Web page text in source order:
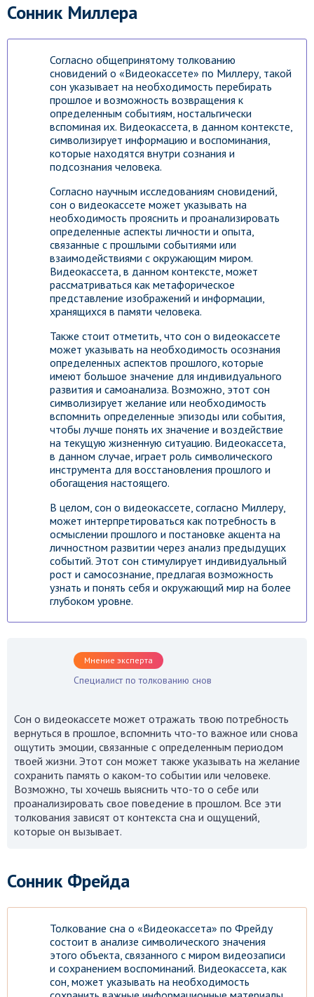
Сонник Миллера
Согласно общепринятому толкованию
сновидений о «Видеокассете» по Миллеру, такой
сон указывает на необходимость перебирать
прошлое и возможность возвращения к
определенным событиям, ностальгически
вспоминая их. Видеокассета, в данном контексте,
символизирует информацию и воспоминания,
которые находятся внутри сознания и
подсознания человека.
Согласно научным исследованиям сновидений,
сон о видеокассете может указывать на
необходимость прояснить и проанализировать
определенные аспекты личности и опыта,
связанные с прошлыми событиями или
взаимодействиями с окружающим миром.
Видеокассета, в данном контексте, может
рассматриваться как метафорическое
представление изображений и информации,
хранящихся в памяти человека.
Также стоит отметить, что сон о видеокассете
может указывать на необходимость осознания
определенных аспектов прошлого, которые
имеют большое значение для индивидуального
развития и самоанализа. Возможно, этот сон
символизирует желание или необходимость
вспомнить определенные эпизоды или события,
чтобы лучше понять их значение и воздействие
на текущую жизненную ситуацию. Видеокассета,
в данном случае, играет роль символического
инструмента для восстановления прошлого и
обогащения настоящего.
В целом, сон о видеокассете, согласно Миллеру,
может интерпретироваться как потребность в
осмыслении прошлого и постановке акцента на
личностном развитии через анализ предыдущих
событий. Этот сон стимулирует индивидуальный
рост и самосознание, предлагая возможность
узнать и понять себя и окружающий мир на более
глубоком уровне.
Мнение эксперта
Специалист по толкованию снов
Сон о видеокассете может отражать твою потребность
вернуться в прошлое, вспомнить что-то важное или снова
ощутить эмоции, связанные с определенным периодом
твоей жизни. Этот сон может также указывать на желание
сохранить память о каком-то событии или человеке.
Возможно, ты хочешь выяснить что-то о себе или
проанализировать свое поведение в прошлом. Все эти
толкования зависят от контекста сна и ощущений,
которые он вызывает.
Сонник Фрейда
Толкование сна о «Видеокассета» по Фрейду
состоит в анализе символического значения
этого объекта, связанного с миром видеозаписи
и сохранением воспоминаний. Видеокассета, как
сон, может указывать на необходимость